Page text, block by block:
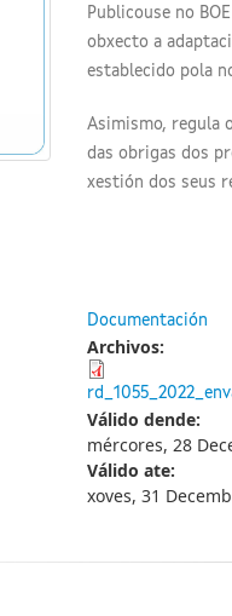
Publicouse no
obxecto a
establecido pola
Asimismo, regula
das obrigas dos
xestión dos seus
Documentación
Archivos:
Válido dende:
mércores, 28
Válido ate:
xoves, 31